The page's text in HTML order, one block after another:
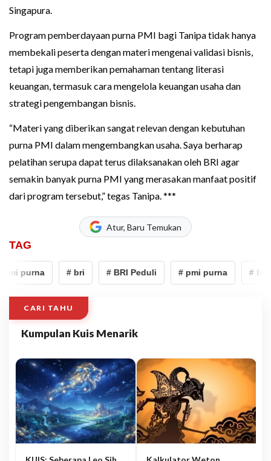
Singapura.
Program pemberdayaan purna PMI bagi Tanipa tidak hanya
membekali peserta dengan materi mengenai validasi bisnis,
tetapi juga memberikan pemahaman tentang literasi
keuangan, termasuk cara mengelola keuangan usaha dan
strategi pengembangan bisnis.
“Materi yang diberikan sangat relevan dengan kebutuhan
purna PMI dalam mengembangkan usaha. Saya berharap
pelatihan serupa dapat terus dilaksanakan oleh BRI agar
semakin banyak purna PMI yang merasakan manfaat positif
dari program tersebut,” tegas Tanipa. ***
Atur, Baru Temukan
TAG
purna # bri # BRI Peduli # pmi purna # bri
CARI TAHU
Kumpulan Kuis Menarik